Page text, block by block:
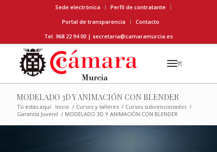
Sede electrónica
Perfil de contratante
Portal de transparencia
Contacto
Tel. 968 22 94 00 | secretaria@camaramurcia.es
MODELADO 3D Y ANIMACIÓN CON BLENDER
Tú estás aquí: Inicio / Cursos y talleres / Cursos subvencionados /
Garantía Juvenil / MODELADO 3D Y ANIMACIÓN CON BLENDER